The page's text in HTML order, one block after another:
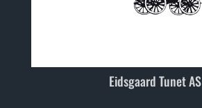
Eidsgaard Tunet AS